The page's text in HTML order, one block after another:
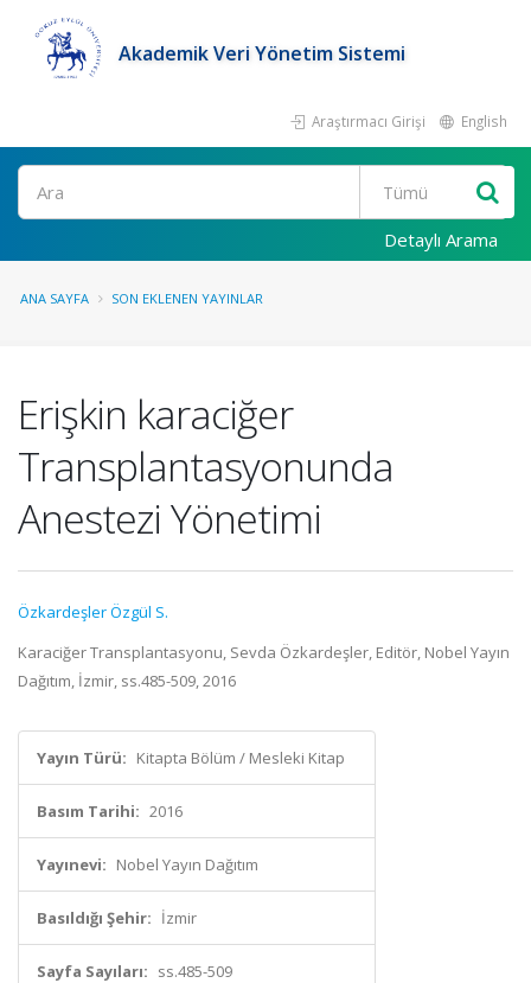
Akademik Veri Yönetim Sistemi
Araştırmacı Girişi English
Ara
Detaylı Arama
ANA SAYFA SON EKLENEN YAYINLAR
Erişkin karaciğer
Transplantasyonunda
Anestezi Yönetimi
Özkardeşler Özgül S.
Karaciğer Transplantasyonu, Sevda Özkardeşler, Editör, Nobel Yayın
Dağıtım, İzmir, ss.485-509, 2016
Yayın Türü: Kitapta Bölüm / Mesleki Kitap
Basım Tarihi: 2016
Yayınevi: Nobel Yayın Dağıtım
Basıldığı Şehir: İzmir
Sayfa Sayıları: ss.485-509